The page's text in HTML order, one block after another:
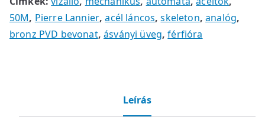
50M, Pierre Lannier,acél láncos,skeleton,analóg,
bronz PVD bevonat,ásványi üveg,férfióra
Leírás